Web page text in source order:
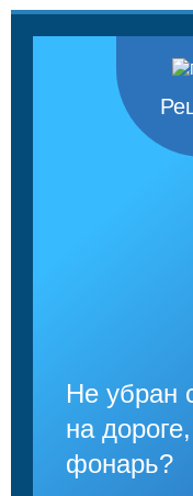
Не убран
на
фонарь?